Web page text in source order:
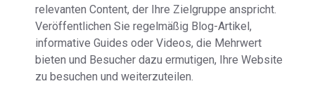
relevanten Content, der Ihre Zielgruppe anspricht.
Veröffentlichen Sie regelmäßig Blog-Artikel,
informative Guides oder Videos, die Mehrwert
bieten und Besucher dazu ermutigen, Ihre Website
zu besuchen und weiterzuteilen.